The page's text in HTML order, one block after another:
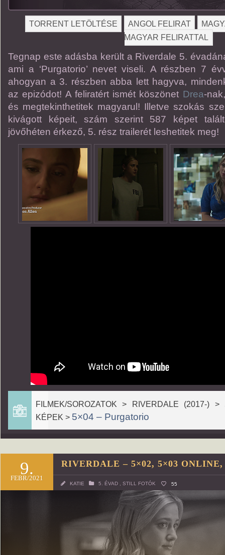
TORRENT LETÖLTÉSE ANGOL FELIRAT
MAGYAR FELIRATTAL
Tegnap este adásba került a Riverdale 5.
ami a ‘Purgatorio’ nevet viseli. A részben 7
ahogyan a 3. részben abba lett hagyva,
az epizódot! A feliratért ismét köszönet Drea-
és megtekinthetitek magyarul! Illetve szokás
kivágott képeit, szám szerint 587 képet
jövőhéten érkező, 5. rész trailerét leshetitek meg!
FILMEK/SOROZATOK > RIVERDALE (2017-)
KÉPEK > 5×04 – Purgatorio
9.
FEBR/2021
RIVERDALE – 5×02, 5×03
KATIE 5. ÉVAD STILL FOTÓK 55